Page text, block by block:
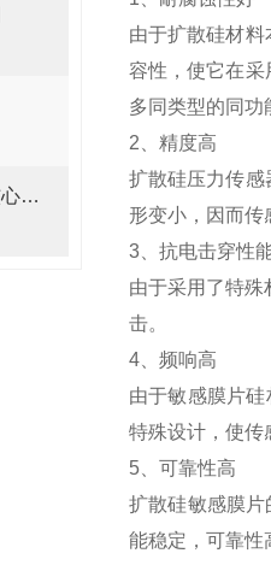
精准感知：无线倾角传感器的核心作用与应用价值
由于扩散硅材
容性，使它在采
多同类型的同功
2、精度高
扩散硅压力传感
形变小，因而传
3、抗电击穿性
由于采用了特
击。
4、频响高
由于敏感膜片
特殊设计，使传
5、可靠性高
扩散硅敏感膜
能稳定，可靠性